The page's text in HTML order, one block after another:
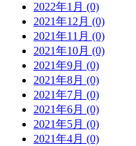
2022年1月 (0)
2021年12月 (0)
2021年11月 (0)
2021年10月 (0)
2021年9月 (0)
2021年8月 (0)
2021年7月 (0)
2021年6月 (0)
2021年5月 (0)
2021年4月 (0)